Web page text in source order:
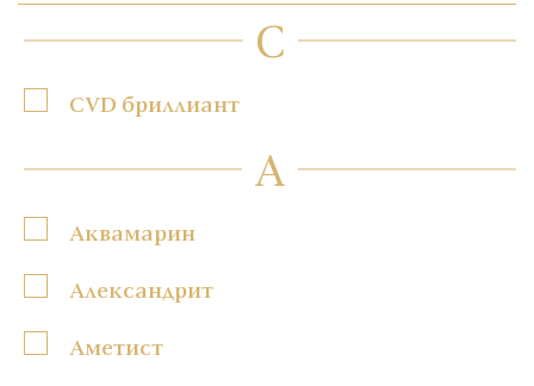
C
CVD бриллиант
А
Аквамарин
Александрит
Аметист